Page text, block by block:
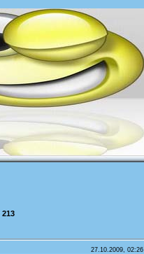
213
27.10.2009, 02:26